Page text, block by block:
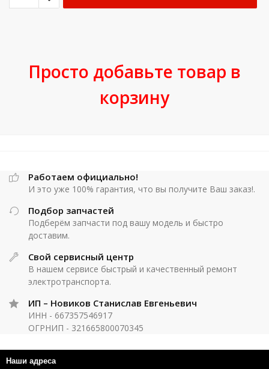
Просто добавьте товар в
корзину
Работаем официально!
И это уже 100% гарантия, что вы получите Ваш заказ!.
Подбор запчастей
Подберём запчасти под вашу модель и быстро
доставим.
Свой сервисный центр
В нашем сервисе быстрый и качественный ремонт
электротранспорта.
ИП – Новиков Станислав Евгеньевич
ИНН - 667357546917
ОГРНИП - 321665800070345
Наши адреса